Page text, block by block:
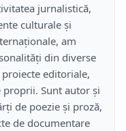
jurnalistică,
culturale și
am
din diverse
editoriale,
proprii. Sunt autor și
de poezie și proză,
de documentare